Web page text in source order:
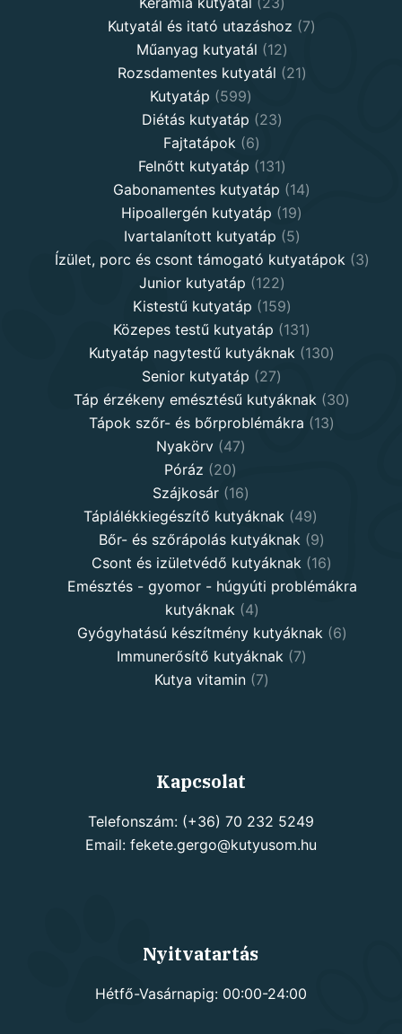
products
Kutyatál és itató utazáshoz 77
Műanyag kutyatál 1212
products
Rozsdamentes kutyatál 2121
Kutyatáp 599599
products
Diétás kutyatáp 2323
Fajtatápok 66
products
Felnőtt kutyatáp 131131
products
Gabonamentes kutyatáp 1414
Hipoallergén kutyatáp 1919
products
Ivartalanított kutyatáp 55
products
Ízület, porc és csont támogató kutyatápok 33
Junior kutyatáp 122122
products
Kistestű kutyatáp 159159
products
Közepes testű kutyatáp 131131
products
Kutyatáp nagytestű kutyáknak 130130
Senior kutyatáp 2727
products
Táp érzékeny emésztésű kutyáknak 3030
Tápok szőr- és bőrproblémákra 1313
Nyakörv 4747
Póráz 2020
products
Szájkosár 1616
products
Táplálékkiegészítő kutyáknak 4949
products
Bőr- és szőrápolás kutyáknak 99
products
Csont és izületvédő kutyáknak 1616
products
Emésztés - gyomor - húgyúti problémákra
kutyáknak
44
products
Gyógyhatású készítmény kutyáknak 66
Immunerősítő kutyáknak 77
Kutya vitamin 77
Kapcsolat
Telefonszám: (+36) 70 232 5249
Email: fekete.gergo@kutyusom.hu
Nyitvatartás
Hétfő-Vasárnapig: 00:00-24:00